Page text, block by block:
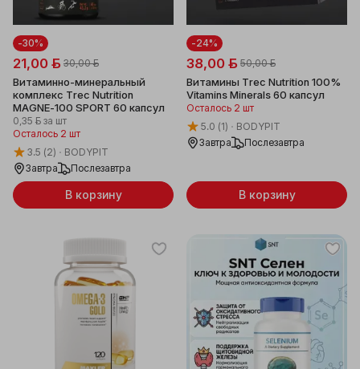
-30%
21,00 ƃ 30,00 ƃ
Витаминно-минеральный
комплекс Trec Nutrition
MAGNE-100 SPORT 60 капсул
0,35 ƃ за шт
Осталось 2 шт
3.5 (2)
BODYPIT
Завтра
Послезавтра
В корзину
-24%
38,00 ƃ 50,00 ƃ
Витамины Trec Nutrition 100%
Vitamins Minerals 60 капсул
Осталось 2 шт
5.0 (1)
BODYPIT
Завтра
Послезавтра
В корзину